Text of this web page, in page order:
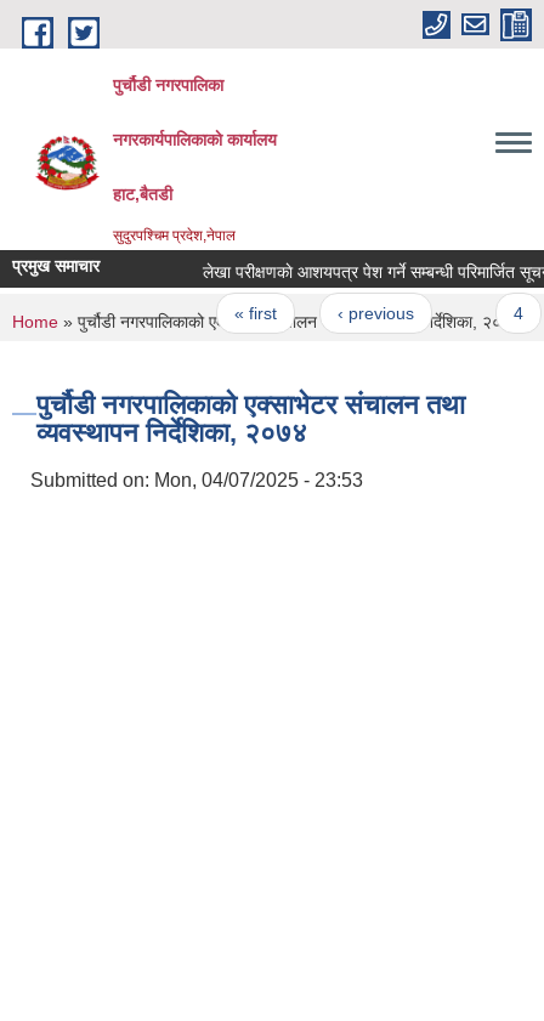
Skip to main content
पुर्चौडी नगरपालिका
नगरकार्यपालिकाकाे कार्यालय
हाट,बैतडी
सुदुरपश्चिम प्रदेश,नेपाल
प्रमुख समाचार लेखा परीक्षणकाे आशयपत्र पेश गर्ने सम्बन्धी परिमार्जित सूचना
Pages
« first ‹ previous …
You are here
Home » पुर्चौडी नगरपालिकाको एक्साभेटर संचालन तथा व्यवस्थापन निर्देशिका, २०७४
पुर्चौडी नगरपालिकाको एक्साभेटर संचालन तथा
व्यवस्थापन निर्देशिका, २०७४
Submitted on: Mon, 04/07/2025 - 23:53